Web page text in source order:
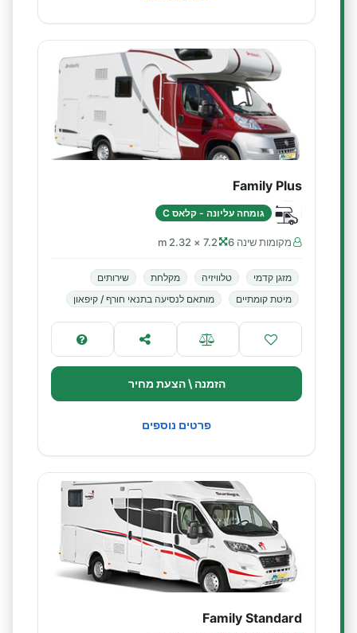
Family Plus
גומחה עליונה - קלאס C
מקומות שינה 6 7.2 × 2.32 m
מזגן קדמי טלוויזיה מקלחת
שירותים
מיטת קומתיים
מותאם לנסיעה בתנאי חורף / קיפאון
הזמנה \ הצעת מחיר
פרטים נוספים
Family Standard